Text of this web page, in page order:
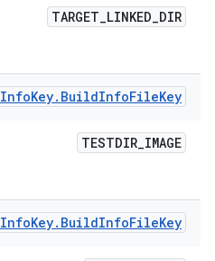
TARGET_LINKED_DIR
InfoKey. BuildInfoFileKey
TESTDIR_IMAGE
InfoKey. BuildInfoFileKey